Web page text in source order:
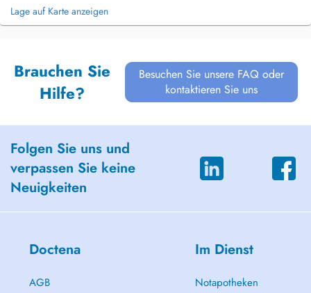
Lage auf Karte anzeigen
Brauchen Sie
Hilfe?
Besuchen Sie unsere FAQ oder
kontaktieren Sie uns
Folgen Sie uns und
verpassen Sie keine
Neuigkeiten
Doctena
AGB
Im Dienst
Notapotheken